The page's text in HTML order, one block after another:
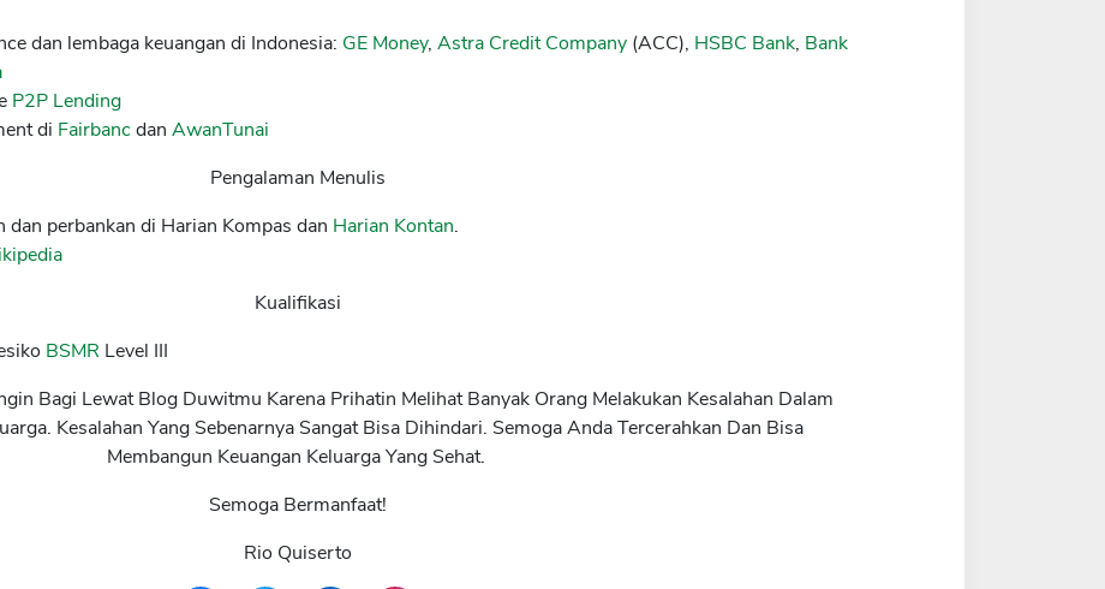
dan lembaga keuangan di Indonesia: GE Money, Astra Credit Company(ACC), HSBC Bank, Bank
P2P Lending
di Fairbancdan AwanTunai
Pengalaman Menulis
perbankan di Harian Kompas dan Harian Kontan.
Kualifikasi
BSMR Level III
Bagi Lewat Blog Duwitmu Karena Prihatin Melihat Banyak Orang Melakukan Kesalahan Dalam
Kesalahan Yang Sebenarnya Sangat Bisa Dihindari. Semoga Anda Tercerahkan Dan Bisa
Membangun Keuangan Keluarga Yang Sehat.
Semoga Bermanfaat!
Rio Quiserto